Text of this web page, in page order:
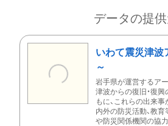
データの提
いわて震災津波
～
岩手県が運営するア
津波からの復旧・復
もに、これらの出来
内外の防災活動、教
や防災関係機関の協